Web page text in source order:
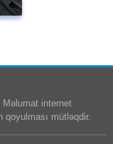
internet
mütləqdir.